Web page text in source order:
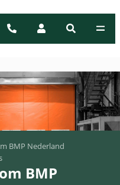
BMP Nederland
BMP